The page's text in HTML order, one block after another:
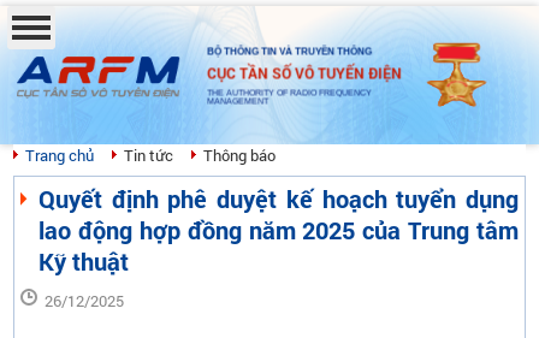
BỘ THÔNG TIN VÀ TRUYỀN THÔNG
CỤC TẦN SỐ VÔ TUYẾN ĐIỆN
THE AUTHORITY OF RADIO FREQUENCY
MANAGEMENT
Trang chủ Tin tức Thông báo
Quyết định phê duyệt kế hoạch tuyển dụng
lao động hợp đồng năm 2025 của Trung tâm
Kỹ thuật
26/12/2025